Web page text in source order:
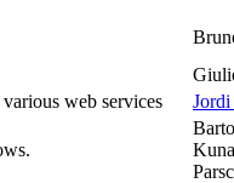
web services